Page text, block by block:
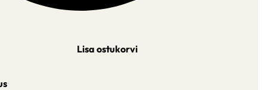
Lisa ostukorvi